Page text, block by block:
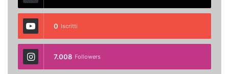
0 Iscritti
7.008 Followers